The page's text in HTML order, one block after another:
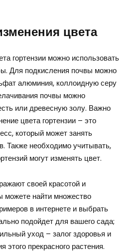
цвета
гортензии можно использовать
Для подкисления почвы можно
алюминия, коллоидную серу
почвы можно
или древесную золу. Важно
цвета гортензии – это
который может занять
Также необходимо учитывать,
могут изменять цвет.
своей красотой и
можете найти множество
в интернете и выбрать
подойдет для вашего сада;
уход – залог здоровья и
этого прекрасного растения.